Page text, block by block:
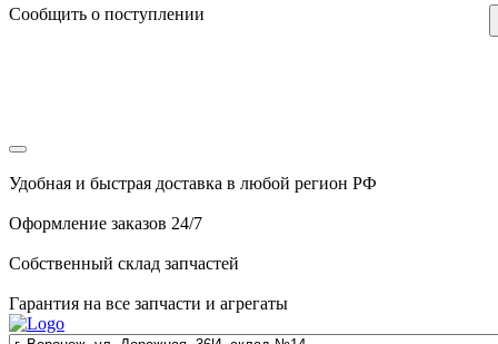
Сообщить о поступлении
Удобная и быстрая доставка в любой регион РФ
Оформление заказов 24/7
Собственный склад запчастей
Гарантия на все запчасти и агрегаты